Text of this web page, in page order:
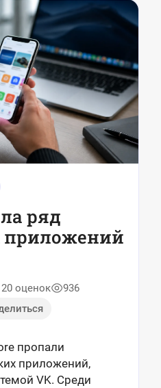
ряд
приложений
оценок
936
пропали
приложений,
VK. Среди